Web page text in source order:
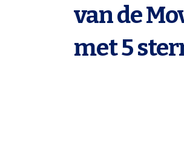
van de
met 5